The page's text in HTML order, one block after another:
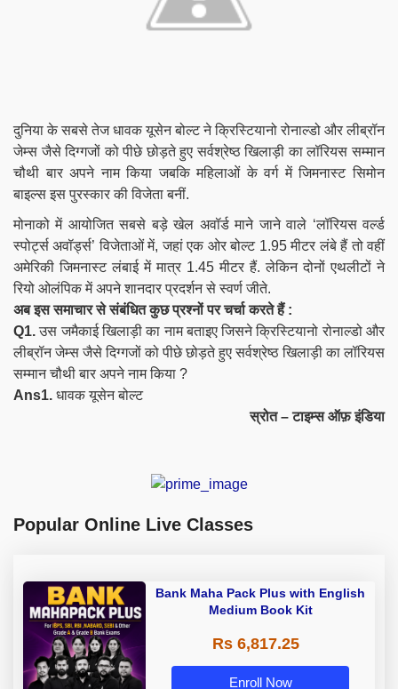
दुनिया के सबसे तेज धावक यूसेन बोल्ट ने क्रिस्टियानो रोनाल्डो और लीब्रॉन
जेम्स जैसे दिग्गजों को पीछे छोड़ते हुए सर्वश्रेष्ठ खिलाड़ी का लॉरियस सम्मान
चौथी बार अपने नाम किया जबकि महिलाओं के वर्ग में जिमनास्ट सिमोन
बाइल्स इस पुरस्कार की विजेता बनीं.
मोनाको में आयोजित सबसे बड़े खेल अवॉर्ड माने जाने वाले ‘लॉरियस वर्ल्ड
स्पोर्ट्स अवॉर्ड्स’ विजेताओं में, जहां एक ओर बोल्ट 1.95 मीटर लंबे हैं तो वहीं
अमेरिकी जिमनास्ट लंबाई में मात्र 1.45 मीटर हैं. लेकिन दोनों एथलीटों ने
रियो ओलंपिक में अपने शानदार प्रदर्शन से स्वर्ण जीते.
अब इस समाचार से संबंधित कुछ प्रश्नों पर चर्चा करते हैं :
Q1.उस जमैकाई खिलाड़ी का नाम बताइए जिसनेक्रिस्टियानो रोनाल्डो और
लीब्रॉन जेम्स जैसे दिग्गजों को पीछे छोड़ते हुए सर्वश्रेष्ठ खिलाड़ी का लॉरियस
सम्मान चौथी बार अपने नाम किया ?
Ans1. धावक यूसेन बोल्ट
स्रोत – टाइम्स ऑफ़ इंडिया
Popular Online Live Classes
Bank Maha Pack Plus with English
Medium Book Kit
Rs 6,817.25
Enroll Now